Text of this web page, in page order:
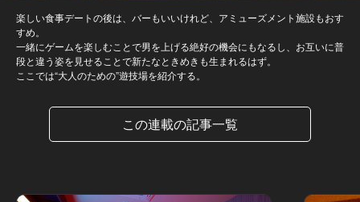
楽しい食事デートの後は、バーもいいけれど、アミューズメント施設もおす
すめ。
一緒にゲームを楽しむことで男を上げる絶好の機会にもなるし、お互いに普
段と違う姿を見せることで新たなときめきも生まれるはず。
ここでは“大人のための”遊技場を紹介する。
この連載の記事一覧